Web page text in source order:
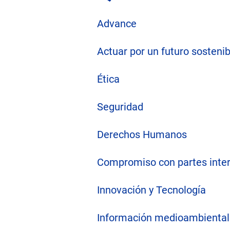
Advance
Actuar por un futuro
Ética
Seguridad
Derechos Humanos
Compromiso con partes
Innovación y Tecnología
Información medioambiental